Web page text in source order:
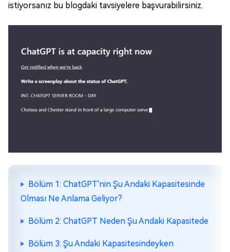
istiyorsanız bu blogdaki tavsiyelere başvurabilirsiniz.
Bölüm 1: ChatGPT'nin Şu Andaki Kapasitesinde
Olması Ne Anlama Geliyor?
Bölüm 2: ChatGPT Neden Şu Andaki Kapasitede
Bölüm 3: Şu Andaki Kapasitesindeyken